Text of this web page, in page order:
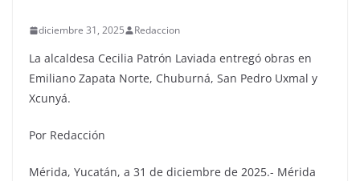
diciembre 31, 2025 Redaccion
La alcaldesa Cecilia Patrón Laviada entregó obras en
Emiliano Zapata Norte, Chuburná, San Pedro Uxmal y
Xcunyá.
Por Redacción
Mérida, Yucatán, a 31 de diciembre de 2025.- Mérida